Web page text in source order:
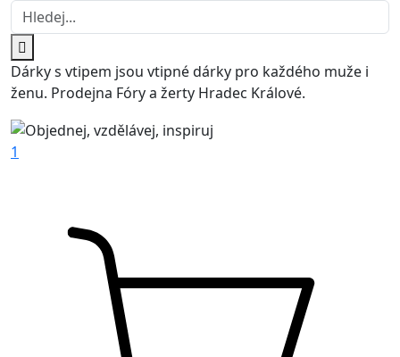
Dárky s vtipem jsou vtipné dárky pro každého muže i
ženu. Prodejna Fóry a žerty Hradec Králové.
1